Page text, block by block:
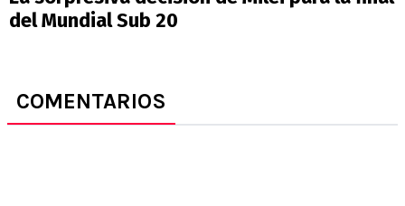
del Mundial Sub 20
COMENTARIOS